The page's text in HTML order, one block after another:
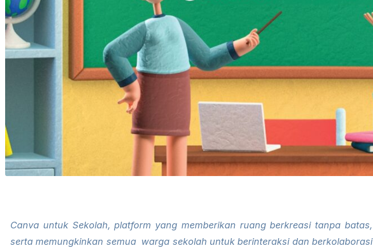
Canva untuk Sekolah, platform yang memberikan ruang berkreasi tanpa batas,
serta memungkinkan semua warga sekolah untuk berinteraksi dan berkolaborasi